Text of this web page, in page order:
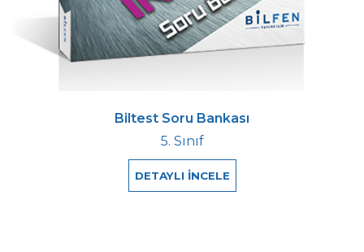
Biltest Soru Bankası
5. Sınıf
DETAYLI İNCELE